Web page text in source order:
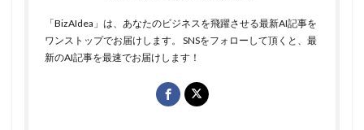
「BizAIdea」は、あなたのビジネスを飛躍させる最新AI記事を
ワンストップでお届けします。 SNSをフォローして頂くと、最
新のAI記事を最速でお届けします！